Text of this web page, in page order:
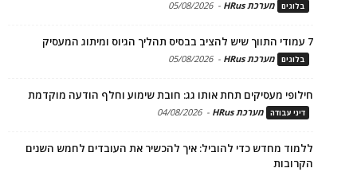
בלוגים מערכת HRus -
05/08/2026
7 עמודי התווך שיש להציב בבסיס תהליך הגיוס ומיתוג המעסיק
בלוגים מערכת HRus -
05/08/2026
חילופי מעסיקים תחת אותו גג: חובת שימוע וחלף הודעה מוקדמת
דיני עבודה מערכת HRus -
04/08/2026
ללמוד מחדש כדי להוביל: איך להכשיר את העובדים לחמש השנים
הקרובות